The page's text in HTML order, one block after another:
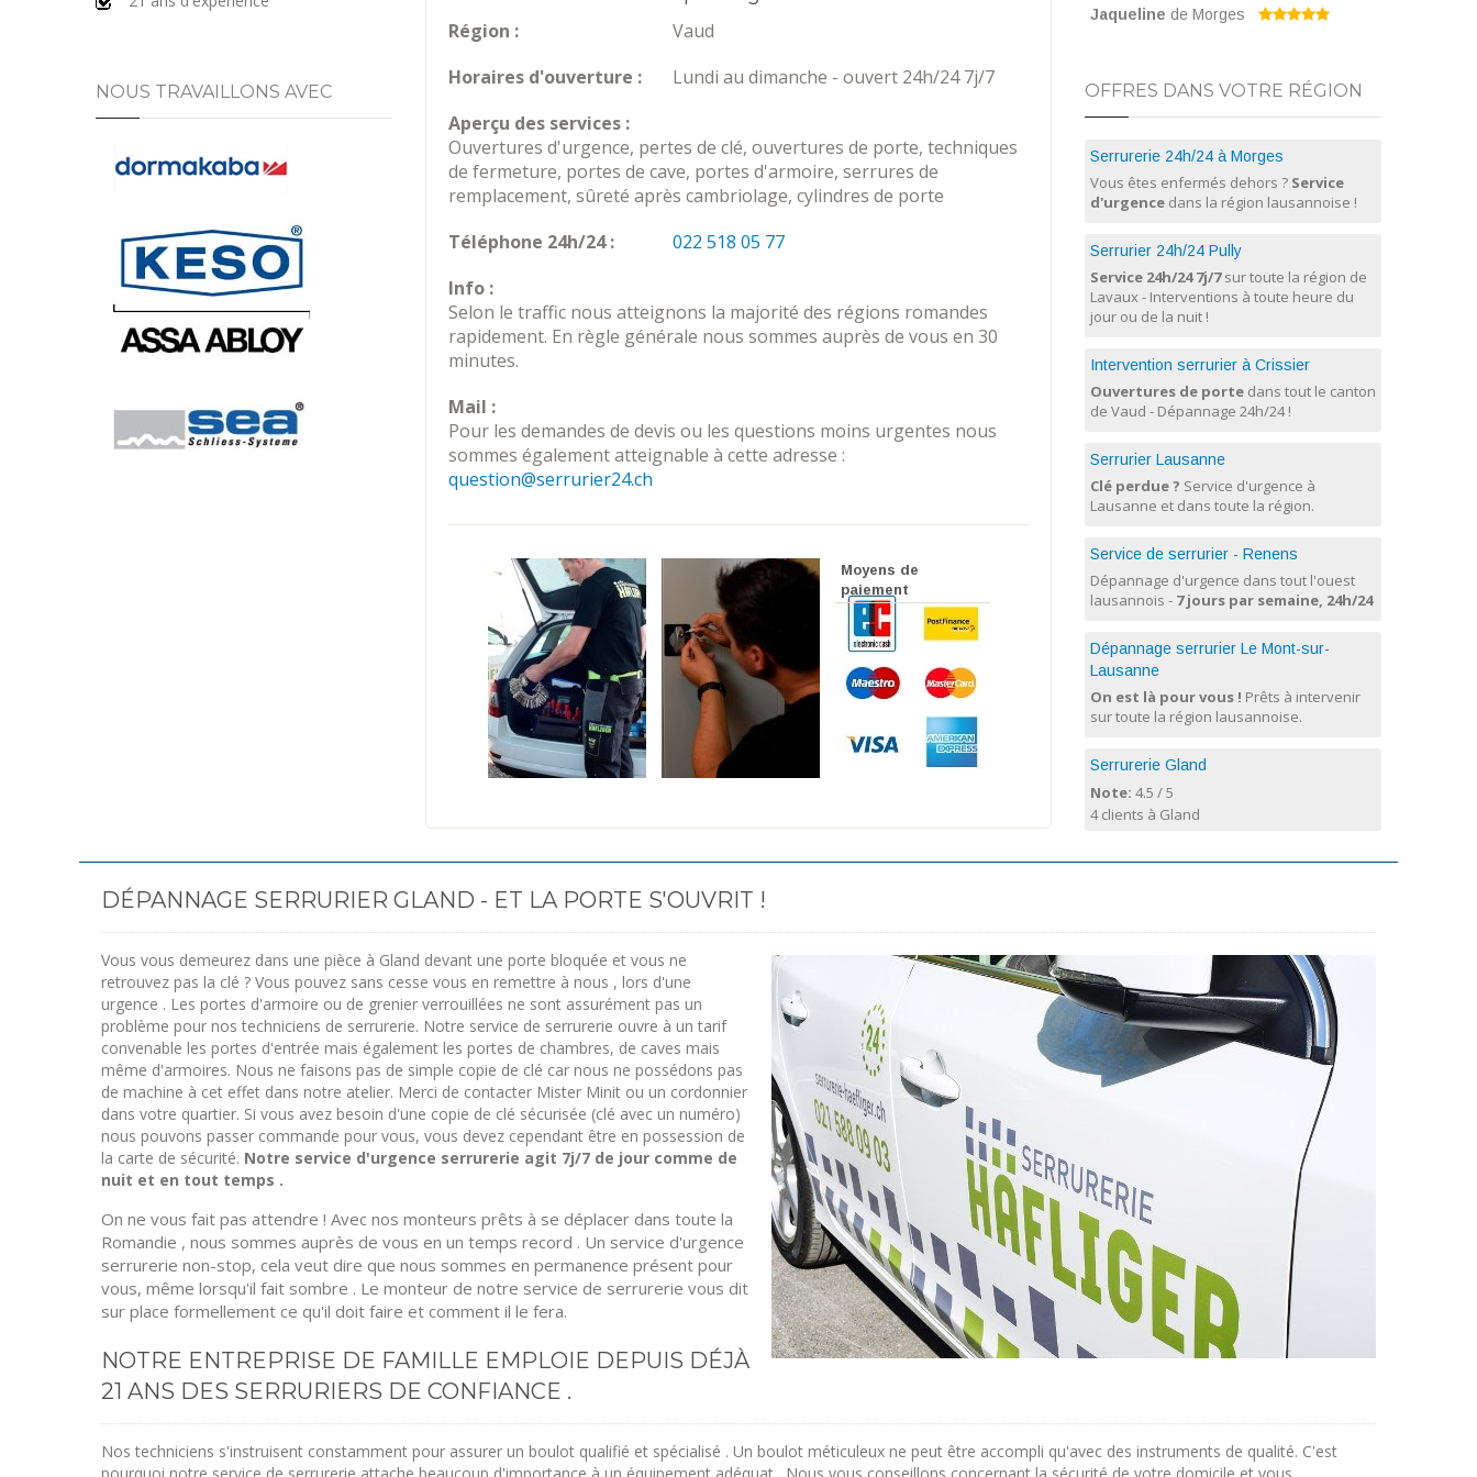
Région :
Vaud
Horaires d'ouverture :
Lundi au dimanche - ouvert 24h/24 7j/7
Aperçu des services :
Ouvertures d'urgence, pertes de clé, ouvertures de porte, techniques
de fermeture, portes de cave, portes d'armoire, serrures de
remplacement, sûreté après cambriolage, cylindres de porte
Téléphone 24h/24 :
022 518 05 77
Info :
Selon le traffic nous atteignons la majorité des régions romandes
rapidement. En règle générale nous sommes auprès de vous en 30
minutes.
Mail :
Pour les demandes de devis ou les questions moins urgentes nous
sommes également atteignable à cette adresse :
question@serrurier24.ch
Moyens de
paiement
NOUS TRAVAILLONS AVEC
Jaqueline de Morges
OFFRES DANS VOTRE RÉGION
Serrurerie 24h/24 à Morges
Vous êtes enfermés dehors ? Service
d'urgence dans la région lausannoise !
Serrurier 24h/24 Pully
Service 24h/24 7j/7sur toute la région de
Lavaux - Interventions à toute heure du
jour ou de la nuit !
Intervention serrurier à Crissier
Ouvertures de porte dans tout le canton
de Vaud - Dépannage 24h/24 !
Serrurier Lausanne
Clé perdue ? Service d'urgence à
Lausanne et dans toute la région.
Service de serrurier - Renens
Dépannage d'urgence dans tout l'ouest
lausannois - 7 jours par semaine, 24h/24
Dépannage serrurier Le Mont-sur-
Lausanne
On est là pour vous ! Prêts à intervenir
sur toute la région lausannoise.
Serrurerie Gland
Note: 4.5 /5
4 clients à Gland
DÉPANNAGE SERRURIER GLAND - ET LA PORTE S'OUVRIT !
Vous vous demeurez dans une pièce à Gland devant une porte bloquée et vous ne
retrouvez pas la clé ? Vous pouvez sans cesse vous en remettre à nous , lors d'une
urgence . Les portes d'armoire ou de grenier verrouillées ne sont assurément pas un
problème pour nos techniciens de serrurerie. Notre service de serrurerie ouvre à un tarif
convenable les portes d'entrée mais également les portes de chambres, de caves mais
même d'armoires. Nous ne faisons pas de simple copie de clé car nous ne possédons pas
de machine à cet effet dans notre atelier. Merci de contacter Mister Minit ou un cordonnier
dans votre quartier. Si vous avez besoin d'une copie de clé sécurisée (clé avec un numéro)
nous pouvons passer commande pour vous, vous devez cependant être en possession de
la carte de sécurité. Notre service d'urgence serrurerie agit 7j/7 de jour comme de
nuit et en tout temps .
On ne vous fait pas attendre ! Avec nos monteurs prêts à se déplacer dans toute la
Romandie , nous sommes auprès de vous en un temps record . Un service d'urgence
serrurerie non-stop, cela veut dire que nous sommes en permanence présent pour
vous, même lorsqu'il fait sombre . Le monteur de notre service de serrurerie vous dit
sur place formellement ce qu'il doit faire et comment il le fera.
NOTRE ENTREPRISE DE FAMILLE EMPLOIE DEPUIS DÉJÀ
21 ANS DES SERRURIERS DE CONFIANCE .
Nos techniciens s'instruisent constamment pour assurer un boulot qualifié et spécialisé . Un boulot méticuleux ne peut être accompli qu'avec des instruments de qualité. C'est